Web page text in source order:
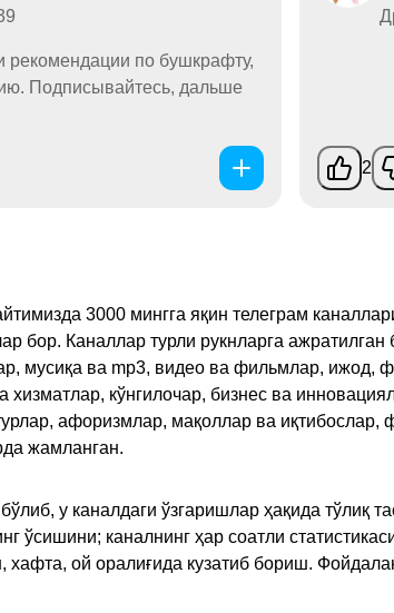
рекомендации по бушкрафту,
Подписывайтесь, дальше
2
3000 мингга яқин телеграм
бор. Каналлар турли рукнларга ажратилган
мусиқа ва mp3, видео ва фильмлар, ижод,
кўнгилочар, бизнес ва
афоризмлар, мақоллар ва иқтибослар,
жамланган.
у каналдаги ўзгаришлар ҳақида тўлиқ
каналнинг ҳар соатли
ой оралиғида кузатиб бориш.